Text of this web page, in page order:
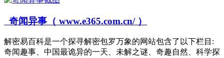
奇闻异事（ www.e365.com.cn/ ）
解密易百科是一个探寻解密包罗万象的网站包含了以下栏目:
奇闻趣事、中国最诡异的一天、未解之谜、奇趣自然、科学探